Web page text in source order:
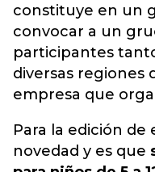
constituye en un
convocar a un
participantes
diversas regiones
empresa que
Para la edición de
novedad y es que